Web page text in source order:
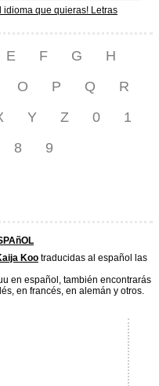
idioma que quieras! Letras
E F G
H
O P Q
R
Y Z 0
1
8 9
Koo traducidas al español las
en español, también encontrarás
en francés, en alemán y otros.